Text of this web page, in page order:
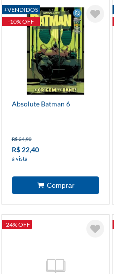
+VENDIDOS
-10% OFF
Absolute Batman 6
R$ 24,90
R$ 22,40
à vista
-24% OFF